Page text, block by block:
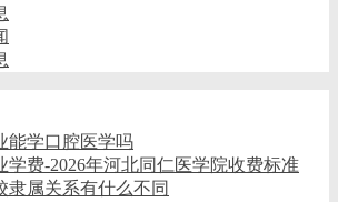
能学口腔医学吗
学费-2026年河北同仁医学院收费标准
隶属关系有什么不同